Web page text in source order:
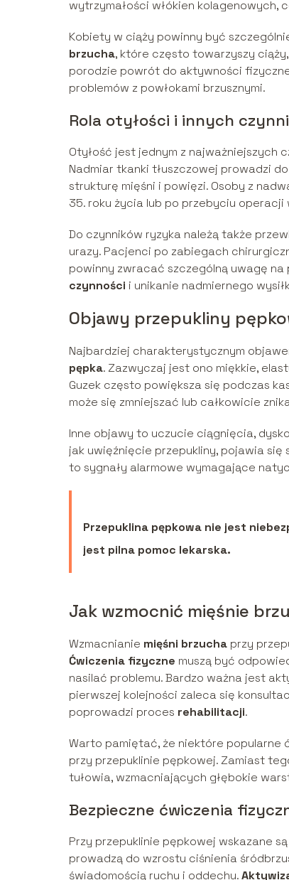
wytrzymałości włókien kolagenowych,
Kobiety w ciąży powinny być
brzucha, które często towarzyszy
porodzie powrót do aktywności
problemów z powłokami brzusznymi.
Rola otyłości i innych
Otyłość jest jednym z najważniejszych
Nadmiar tkanki tłuszczowej prowadzi
strukturę mięśni i powięzi. Osoby z
35. roku życia lub po przebyciu operacji
Do czynników ryzyka należą także
urazy. Pacjenci po zabiegach
powinny zwracać szczególną uwagę
czynności i unikanie nadmiernego
Objawy przepukliny
Najbardziej charakterystycznym
pępka. Zazwyczaj jest ono miękkie,
Guzek często powiększa się podczas
może się zmniejszać lub całkowicie
Inne objawy to uczucie ciągnięcia,
jak uwięźnięcie przepukliny, pojawia
to sygnały alarmowe wymagające
Przepuklina pępkowa nie jest
jest pilna pomoc lekarska.
Jak wzmocnić mięśnie
Wzmacnianie mięśni brzucha przy
Ćwiczenia fizyczne muszą być
nasilać problemu. Bardzo ważna jest
pierwszej kolejności zaleca się
poprowadzi proces rehabilitacji.
Warto pamiętać, że niektóre popularne
przy przepuklinie pępkowej. Zamiast
tułowia, wzmacniających głębokie
Bezpieczne ćwiczenia
Przy przepuklinie pępkowej wskazane
prowadzą do wzrostu ciśnienia
świadomością ruchu i oddechu.